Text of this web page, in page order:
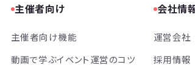
主催者向け
主催者向け機能
動画で学ぶイベント運営のコツ
会社情
運営会社
採用情報